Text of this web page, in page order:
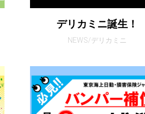
デリカミニ誕生！
NEWS/デリカミニ